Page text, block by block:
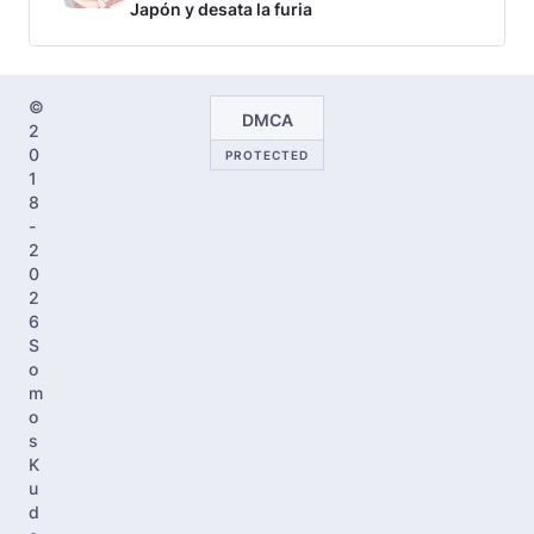
Japón y desata la furia
©
2
0
1
8
-
2
0
2
6
S
o
m
o
s
K
u
d
DMCA
PROTECTED